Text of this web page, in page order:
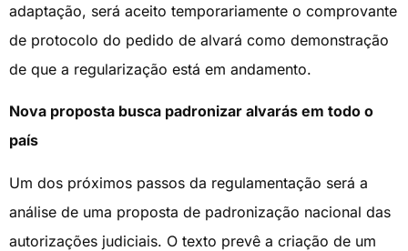
adaptação, será aceito temporariamente o comprovante
de protocolo do pedido de alvará como demonstração
de que a regularização está em andamento.
Nova proposta busca padronizar alvarás em todo o
país
Um dos próximos passos da regulamentação será a
análise de uma proposta de padronização nacional das
autorizações judiciais. O texto prevê a criação de um